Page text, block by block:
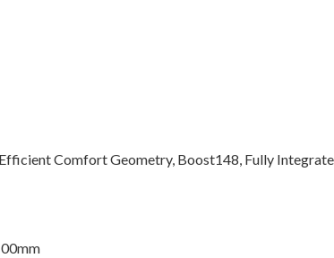
Comfort Geometry, Boost148, Fully